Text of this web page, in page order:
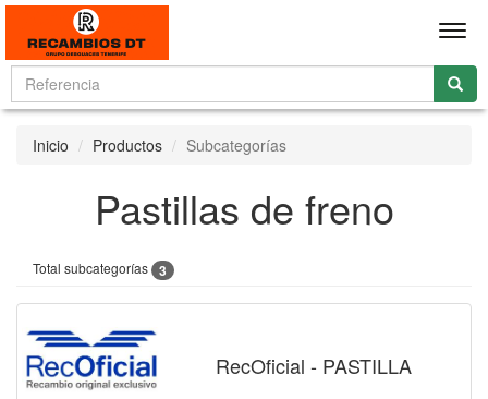
Inicio Productos Subcategorías
Pastillas de freno
Total subcategorías 3
RecOficial - PASTILLA